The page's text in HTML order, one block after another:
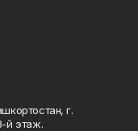
г.
й этаж.